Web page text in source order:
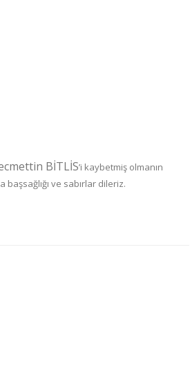
BİTLİS’i kaybetmiş olmanın
ve sabırlar dileriz.